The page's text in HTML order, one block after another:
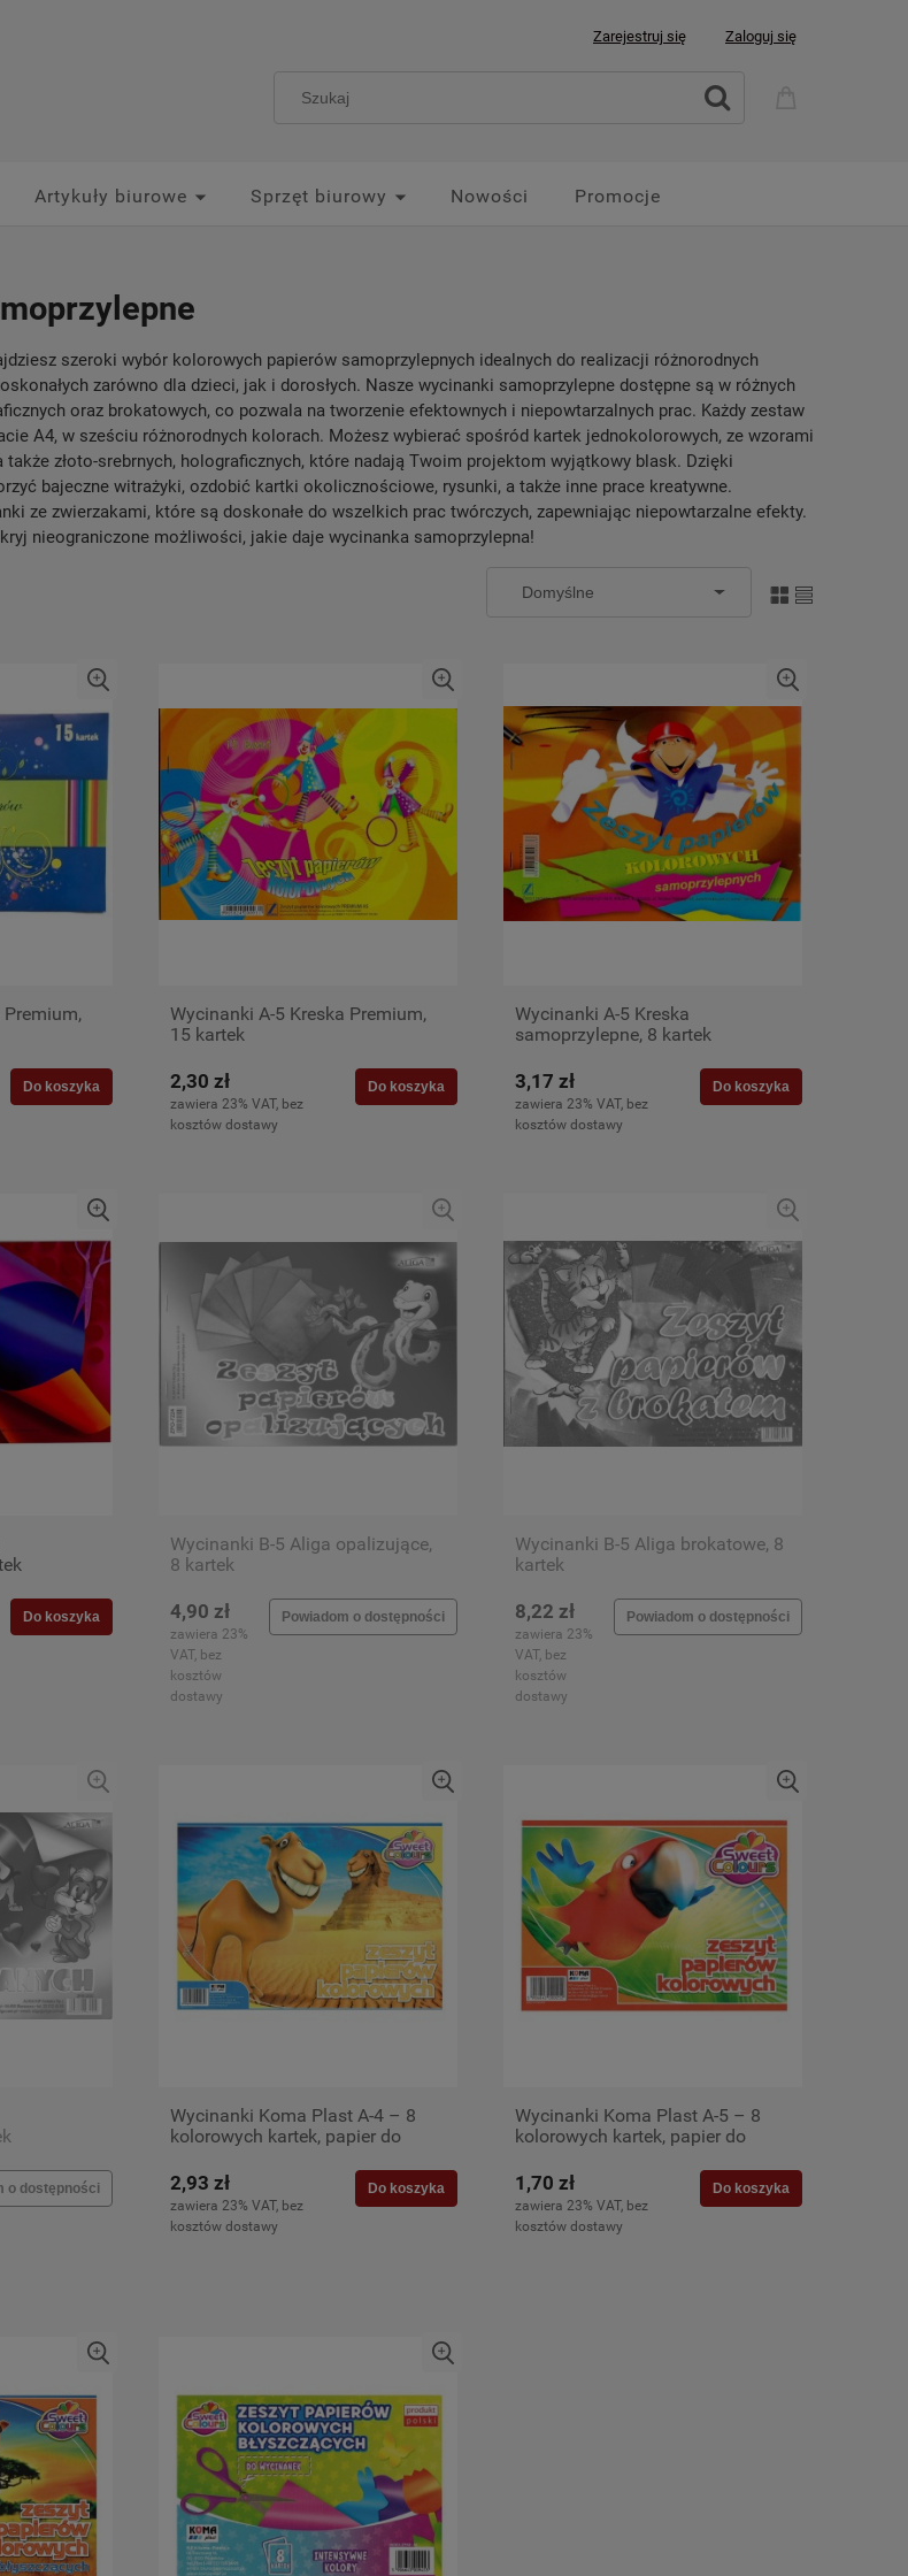
Zarejestruj się Zaloguj się
Artykuły biurowe Sprzęt biurowy Nowości Promocje
szeroki wybór kolorowych papierów samoprzylepnych idealnych do realizacji różnorodnych
zarówno dla dzieci, jak i dorosłych. Nasze wycinanki samoprzylepne dostępne są w różnych
oraz brokatowych, co pozwala na tworzenie efektownych i niepowtarzalnych prac. Każdy zestaw
A4, w sześciu różnorodnych kolorach. Możesz wybierać spośród kartek jednokolorowych, ze wzorami
złoto-srebrnych, holograficznych, które nadają Twoim projektom wyjątkowy blask. Dzięki
bajeczne witrażyki, ozdobić kartki okolicznościowe, rysunki, a także inne prace kreatywne.
ze zwierzakami, które są doskonałe do wszelkich prac twórczych, zapewniając niepowtarzalne efekty.
nieograniczone możliwości, jakie daje wycinanka samoprzylepna!
Do koszyka
Wycinanki A-5 Kreska Premium,
15 kartek
2,30 zł
zawiera 23% VAT, bez
kosztów dostawy
Do koszyka
Wycinanki A-5 Kreska
samoprzylepne, 8 kartek
3,17 zł
zawiera 23% VAT, bez
kosztów dostawy
Do koszyka
Do koszyka
Wycinanki B-5 Aliga opalizujące,
8 kartek
4,90 zł
zawiera 23%
VAT, bez
kosztów
dostawy
Powiadom o dostępności
Wycinanki B-5 Aliga brokatowe, 8
kartek
8,22 zł
zawiera 23%
VAT, bez
kosztów
dostawy
Powiadom o dostępności
o dostępności
Wycinanki Koma Plast A-4 – 8
kolorowych kartek, papier do
2,93 zł
zawiera 23% VAT, bez
kosztów dostawy
Do koszyka
Wycinanki Koma Plast A-5 – 8
kolorowych kartek, papier do
1,70 zł
zawiera 23% VAT, bez
kosztów dostawy
Do koszyka